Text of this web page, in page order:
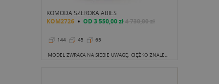
KOMODA SZEROKA ABIES
KOM2726 OD 3 550,00 zł4 730,00 zł
144 45 65
MODEL ZWRACA NA SIEBIE UWAGĘ. CIĘŻKO ZNALEŹĆ DRUGI TAKI SAM ZWŁASZCZA BIORĄC POD UWAGĘ UNIKATOWOŚĆ KAŻDEGO KAWAŁKA DREWNA.